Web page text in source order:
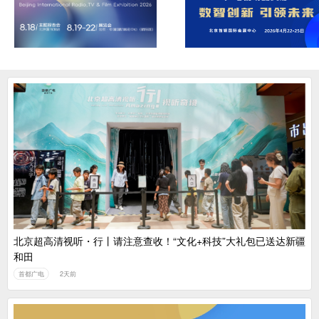
北京超高清视听・行丨请注意查收！“文化+科技”大礼包已送达新疆
和田
首都广电 2天前